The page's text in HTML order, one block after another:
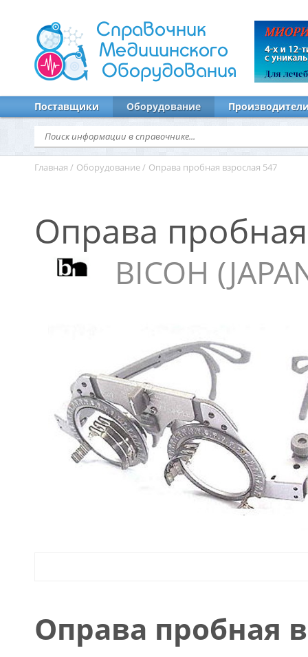
Справочник
Медицинского
Оборудования
Поставщики Оборудование
Главная / Оборудование / Оправа пробная взрослая 547
Оправа
BICOH
Оправа пробная